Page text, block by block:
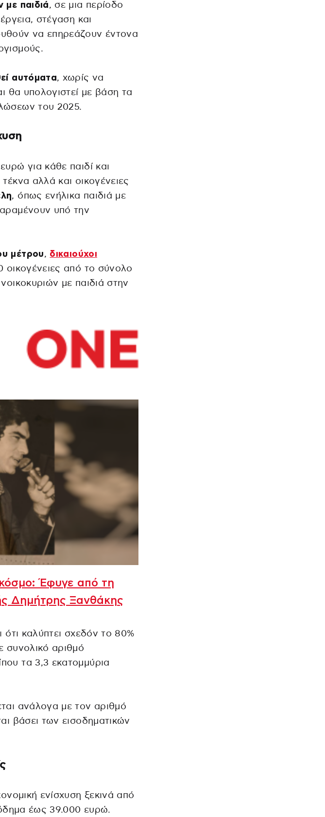
με παιδιά, σε μια περίοδο
στέγαση και
να επηρεάζουν έντονα
αυτόματα, χωρίς να
θα υπολογιστεί με βάση τα
του 2025.
για κάθε παιδί και
αλλά και οικογένειες
, όπως ενήλικα παιδιά με
υπό την
μέτρου, δικαιούχοι
οικογένειες από το σύνολο
με παιδιά στην
Έφυγε από τη
Δημήτρης Ξανθάκης
ότι καλύπτει σχεδόν το 80%
συνολικό αριθμό
τα 3,3 εκατομμύρια
ανάλογα με τον αριθμό
βάσει των εισοδηματικών
ενίσχυση ξεκινά από
έως 39.000 ευρώ.